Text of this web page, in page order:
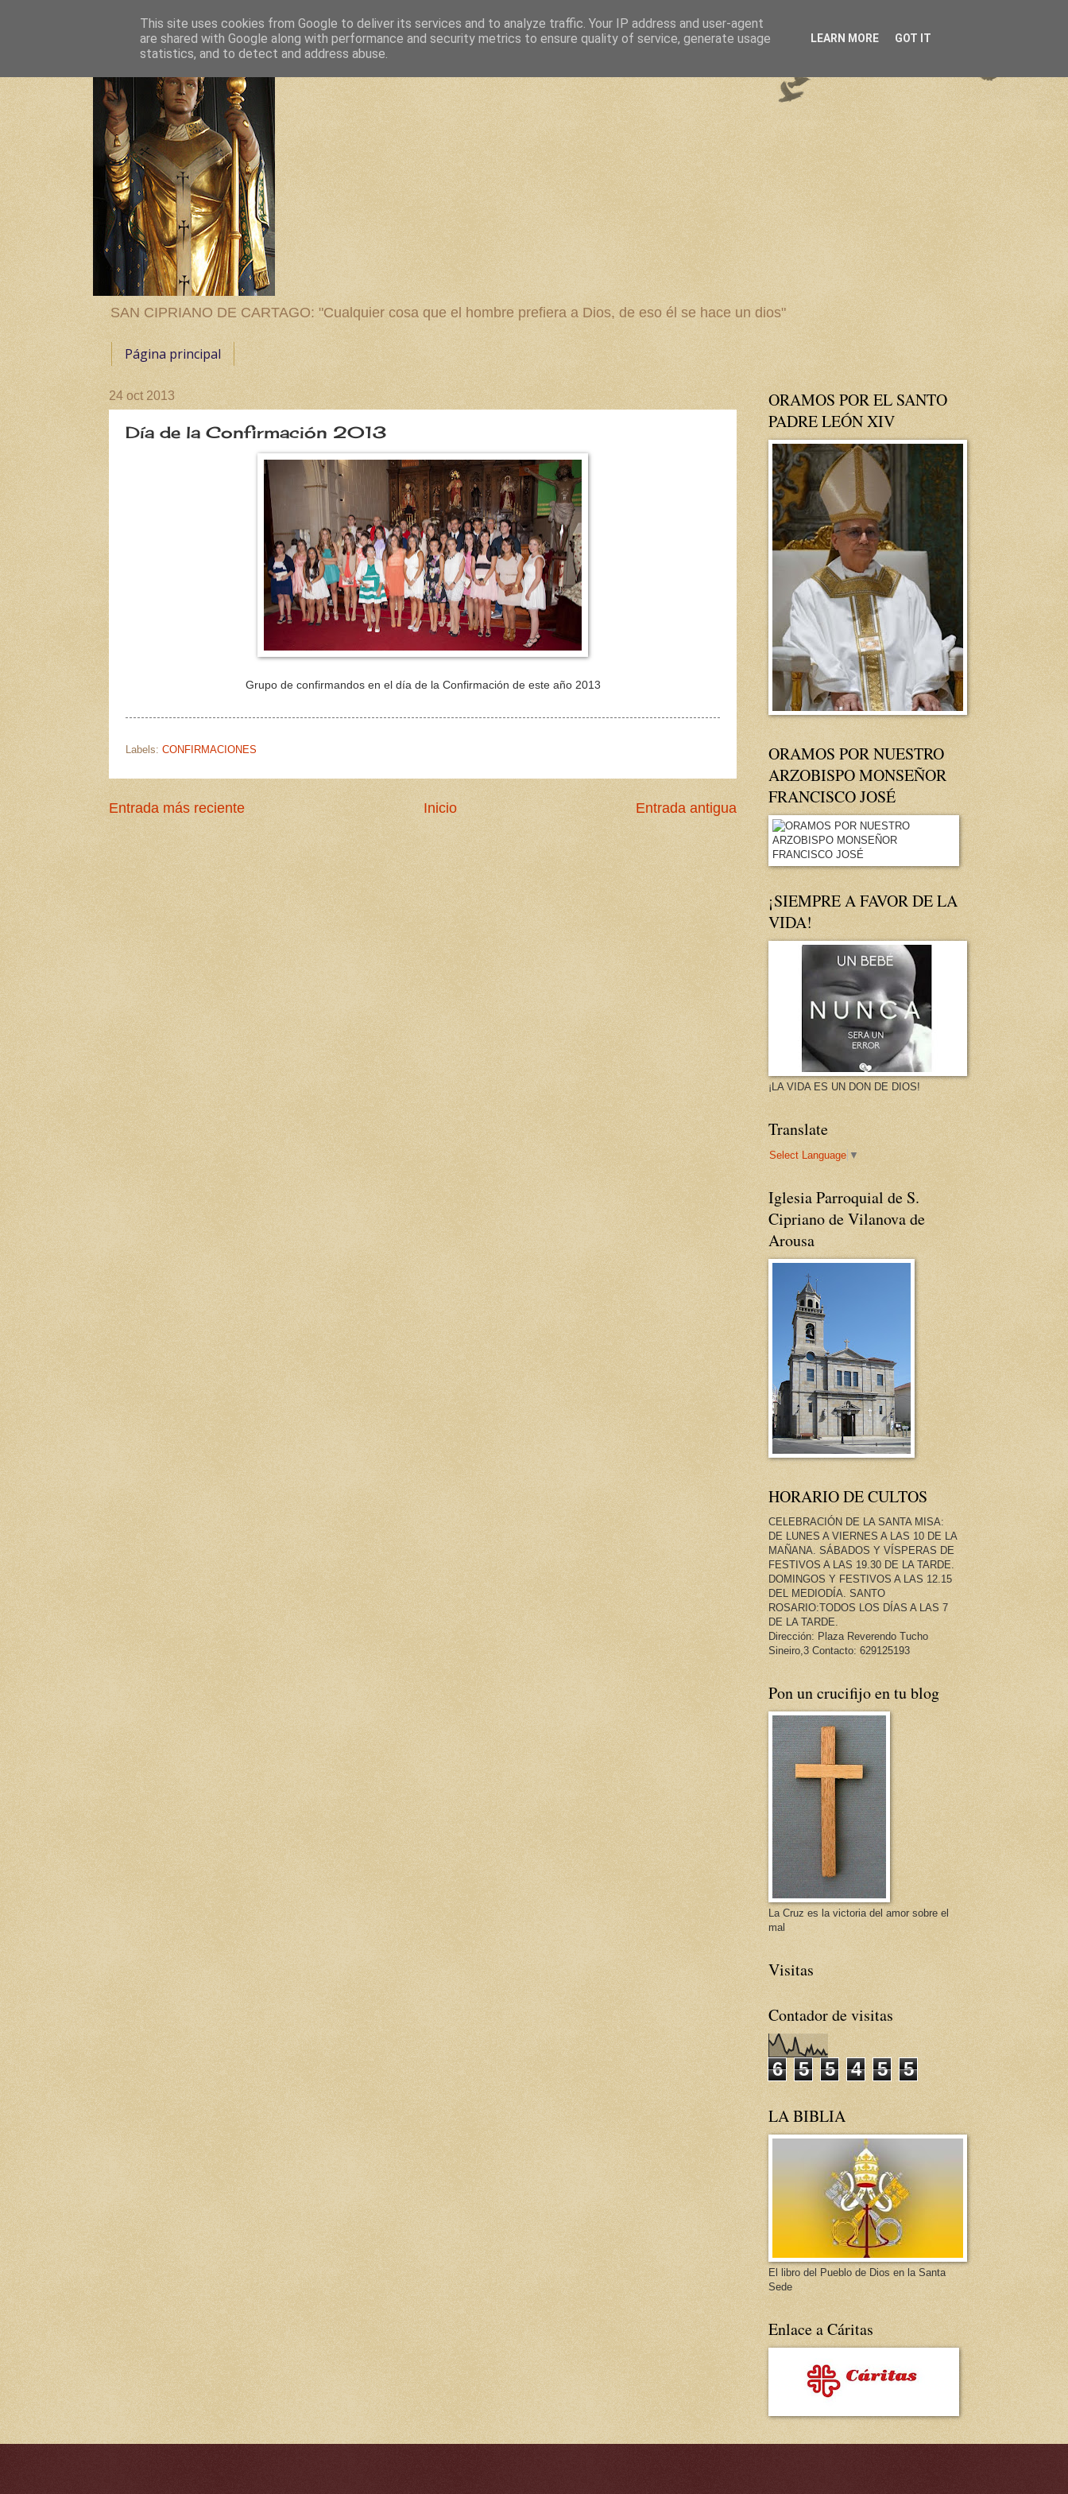
SAN CIPRIANO DE CARTAGO: "Cualquier cosa que el hombre prefiera a Dios, de eso él se hace un dios"
Página principal
24 oct 2013
Día de la Confirmación 2013
Grupo de confirmandos en el día de la Confirmación de este año 2013
Labels: CONFIRMACIONES
Entrada más reciente Entrada antigua
Inicio
ORAMOS POR EL SANTO
PADRE LEÓN XIV
ORAMOS POR NUESTRO
ARZOBISPO MONSEÑOR
FRANCISCO JOSÉ
¡SIEMPRE A FAVOR DE LA
VIDA!
¡LA VIDA ES UN DON DE DIOS!
Translate
Select Language ▼
Iglesia Parroquial de S.
Cipriano de Vilanova de
Arousa
HORARIO DE CULTOS
CELEBRACIÓN DE LA SANTA MISA:
DE LUNES A VIERNES A LAS 10 DE LA
MAÑANA. SÁBADOS Y VÍSPERAS DE
FESTIVOS A LAS 19.30 DE LA TARDE.
DOMINGOS Y FESTIVOS A LAS 12.15
DEL MEDIODÍA. SANTO
ROSARIO:TODOS LOS DÍAS A LAS 7
DE LA TARDE.
Dirección: Plaza Reverendo Tucho
Sineiro,3 Contacto: 629125193
Pon un crucifijo en tu blog
La Cruz es la victoria del amor sobre el
mal
Visitas
Contador de visitas
6 5 5 4 5 5
LA BIBLIA
El libro del Pueblo de Dios en la Santa
Sede
Enlace a Cáritas
This site uses cookies from Google to deliver its services and to analyze traffic. Your IP address and user-agent
are shared with Google along with performance and security metrics to ensure quality of service, generate usage
statistics, and to detect and address abuse.
LEARN MORE GOT IT